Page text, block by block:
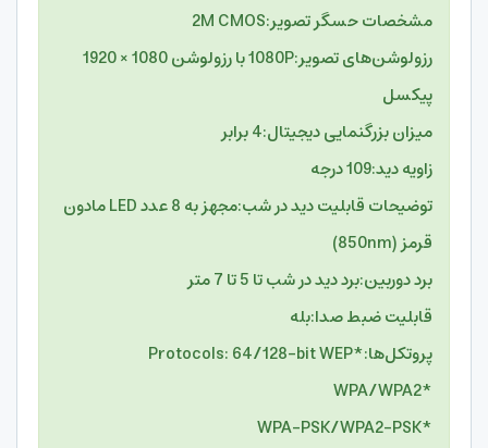
مشخصات حسگر تصویر:2M CMOS
رزولوشن‌های تصویر:
1080P با رزولوشن 1080 × 1920
پیکسل
میزان بزرگنمایی دیجیتال:4 برابر
زاویه دید:109 درجه
توضیحات قابلیت دید در شب:
مجهز به 8 عدد LED مادون
قرمز (850nm)
برد دوربین:برد دید در شب تا 5 تا 7 متر
قابلیت ضبط صدا:بله
پروتکل‌ها:*Protocols: 64/128-bit WEP
*WPA/WPA2
*WPA-PSK/WPA2-PSK